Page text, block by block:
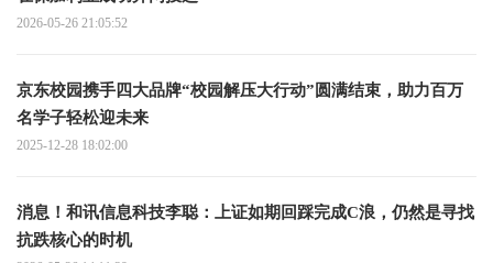
2026-05-26 21:05:52
京东校园携手四大品牌“校园解压大行动”圆满结束，助力百万
名学子轻松迎未来
2025-12-28 18:02:00
消息！和讯信息科技李聪：上证如期回踩完成C浪，仍然是寻找
抗跌核心的时机